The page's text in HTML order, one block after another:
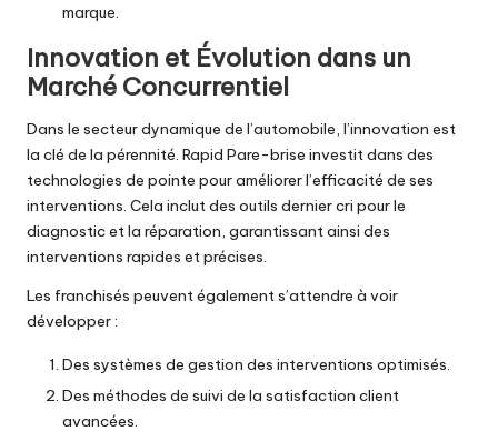
marque.
Innovation et Évolution dans un
Marché Concurrentiel
Dans le secteur dynamique de l’automobile, l’innovation est
la clé de la pérennité. Rapid Pare-brise investit dans des
technologies de pointe pour améliorer l’efficacité de ses
interventions. Cela inclut des outils dernier cri pour le
diagnostic et la réparation, garantissant ainsi des
interventions rapides et précises.
Les franchisés peuvent également s’attendre à voir
développer :
Des systèmes de gestion des interventions optimisés.
Des méthodes de suivi de la satisfaction client
avancées.